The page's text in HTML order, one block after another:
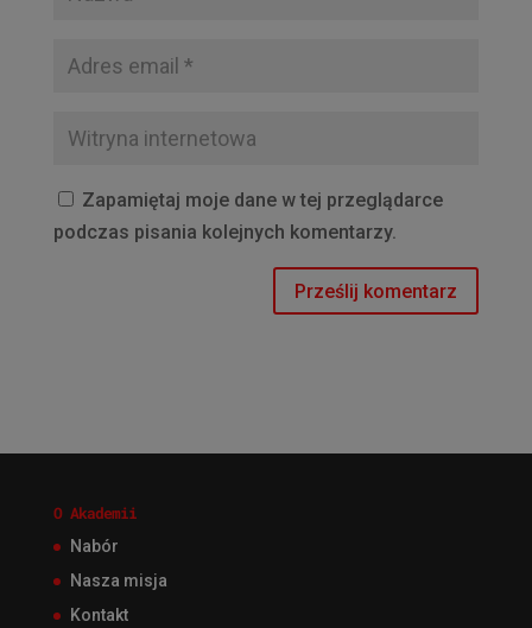
Zapamiętaj moje dane w tej przeglądarce
podczas pisania kolejnych komentarzy.
O Akademii
Nabór
Nasza misja
Kontakt